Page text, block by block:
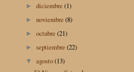
►diciembre(1)
►noviembre(8)
►octubre(21)
►septiembre(22)
▼agosto(13)